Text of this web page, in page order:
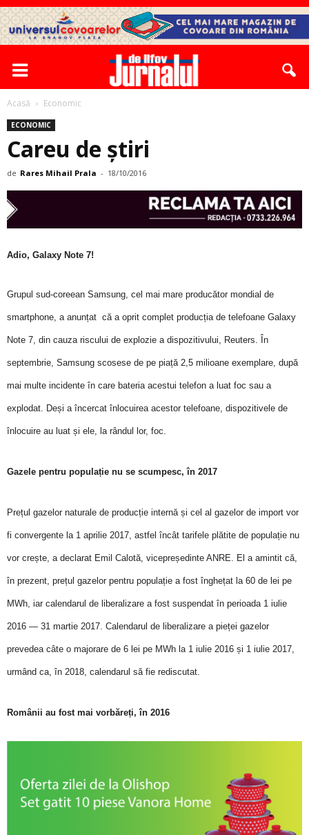
Acasă Economic
ECONOMIC
Careu de ştiri
de Rares Mihail Prala - 18/10/2016
Adio, Galaxy Note 7!
Grupul sud-coreean Samsung, cel mai mare producător mondial de
smartphone, a anunțat că a oprit complet producția de telefoane Galaxy
Note 7, din cauza riscului de explozie a dispozitivului, Reuters. În
septembrie, Samsung scosese de pe piață 2,5 milioane exemplare, după
mai multe incidente în care bateria acestui telefon a luat foc sau a
explodat. Deși a încercat înlocuirea acestor telefoane, dispozitivele de
înlocuire au luat și ele, la rândul lor, foc.
Gazele pentru populație nu se scumpesc, în 2017
Prețul gazelor naturale de producție internă și cel al gazelor de import vor
fi convergente la 1 aprilie 2017, astfel încât tarifele plătite de populație nu
vor crește, a declarat Emil Calotă, vicepreședinte ANRE. El a amintit că,
în prezent, prețul gazelor pentru populație a fost înghețat la 60 de lei pe
MWh, iar calendarul de liberalizare a fost suspendat în perioada 1 iulie
2016 — 31 martie 2017. Calendarul de liberalizare a pieței gazelor
prevedea câte o majorare de 6 lei pe MWh la 1 iulie 2016 și 1 iulie 2017,
urmând ca, în 2018, calendarul să fie rediscutat.
Românii au fost mai vorbăreți, în 2016